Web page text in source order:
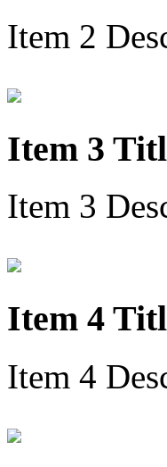
Item 2
Item 3
Item 3
Item 4
Item 4